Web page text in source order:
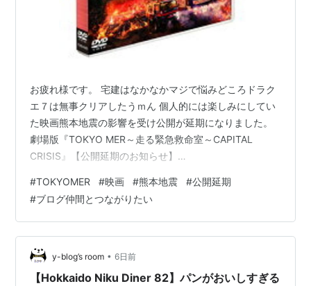
お疲れ様です。 宅建はなかなかマジで悩みどころドラク
エ７は無事クリアしたうｍん 個人的には楽しみにしてい
た映画熊本地震の影響を受け公開が延期になりました。
劇場版『TOKYO MER～走る緊急救命室～CAPITAL
CRISIS』【公開延期のお知らせ】
MER〜走る緊急救命室〜』 (@tokyo_mer_tbs) August 4,
2026 いつ公開になるのか正直お蔵入りしないことを祈る
けど でもこういう時だからこそこういう直下型が発生し
たときにこういう部隊があるというそれも安心要素ある
んじゃないかとそう思うんです…
#TOKYOMER #映画 #熊本地震 #公開延期
#ブログ仲間とつながりたい
y-blog’s room • 6日前
【Hokkaido Niku Diner 82】パンがおいしすぎる